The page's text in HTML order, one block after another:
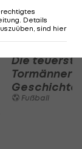
Die
Tormänner
Geschichte
Fußball
Details
sind hier